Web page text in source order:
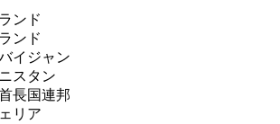
ンド
ンド
イジャン
スタン
長国連邦
リア